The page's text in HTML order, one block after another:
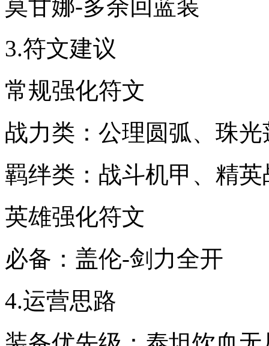
莫甘娜-多余回蓝装
3.符文建议
常规强化符文
战力类：公理圆弧、珠
羁绊类：战斗机甲、精
英雄强化符文
必备：盖伦-剑力全开
4.运营思路